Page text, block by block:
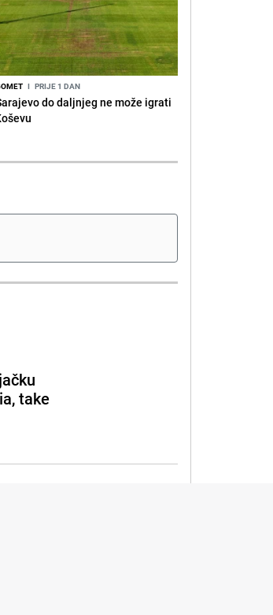
I PRIJE 1 DAN
do daljnjeg ne može igrati
take